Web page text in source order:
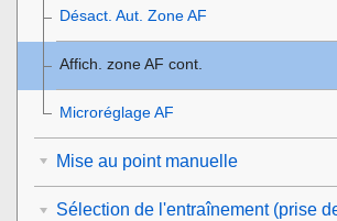
Désact. Aut. Zone AF
Affich. zone AF cont.
Microréglage AF
Mise au point manuelle
Sélection de l'entraînement (prise